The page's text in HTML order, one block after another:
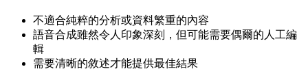
不適合純粹的分析或資料繁重的內容
語音合成雖然令人印象深刻，但可能需要偶爾的人工編
輯
需要清晰的敘述才能提供最佳結果